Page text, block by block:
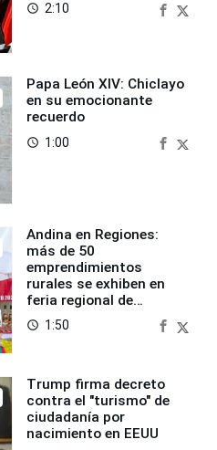
access_time 2:10
Papa León XIV: Chiclayo
en su emocionante
recuerdo
access_time 1:00
Andina en Regiones:
más de 50
emprendimientos
rurales se exhiben en
feria regional de
Foncodes
access_time 1:50
Trump firma decreto
contra el "turismo" de
ciudadanía por
nacimiento en EEUU